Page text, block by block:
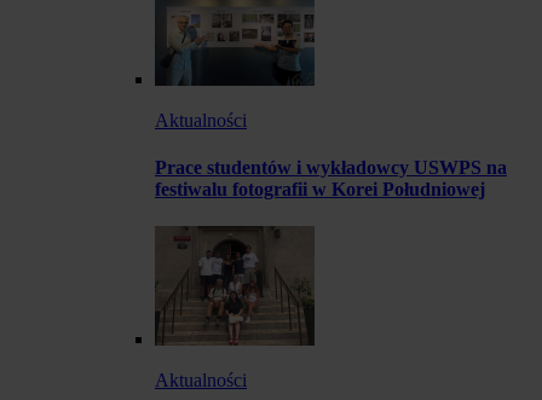
Aktualności
Prace studentów i wykładowcy USWPS na
festiwalu fotografii w Korei Południowej
Aktualności